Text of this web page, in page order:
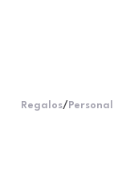
Regalos/